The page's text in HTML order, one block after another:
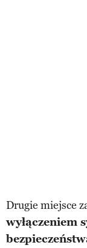
Drugie miejsce
wyłączeniem